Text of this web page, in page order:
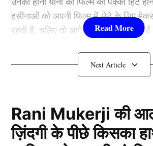
सुतारिया भी पहुंची थी. इस दौरान उनके साथ
पहाड़िया भी आए थे. वहीं, एपी ढिल्लों ने गाना
स्टेज पर बुलाकर गले लगाया और गाल पर
हसीनाओं को अपनी फिल्म में लेने के लिए
रहती है. चलिए तो आगे जानते हैं कौन-कौन
कौन हैंBollywood की यह
Padukone)
लिस्ट में पहला नाम अभिनेत्री दीपिका
Rani Mukerji की
ज़िंदगी के पीछे किसका